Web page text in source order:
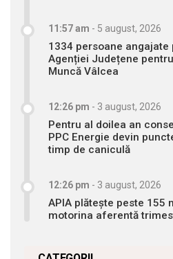
11:57 am - 5 august, 2026
1334 persoane
Agenției Județene
Muncă Vâlcea
12:26 pm - 3 august, 2026
Pentru al doilea an
PPC Energie devin
timp de caniculă
12:26 pm - 3 august, 2026
APIA plătește peste 155
motorina aferentă